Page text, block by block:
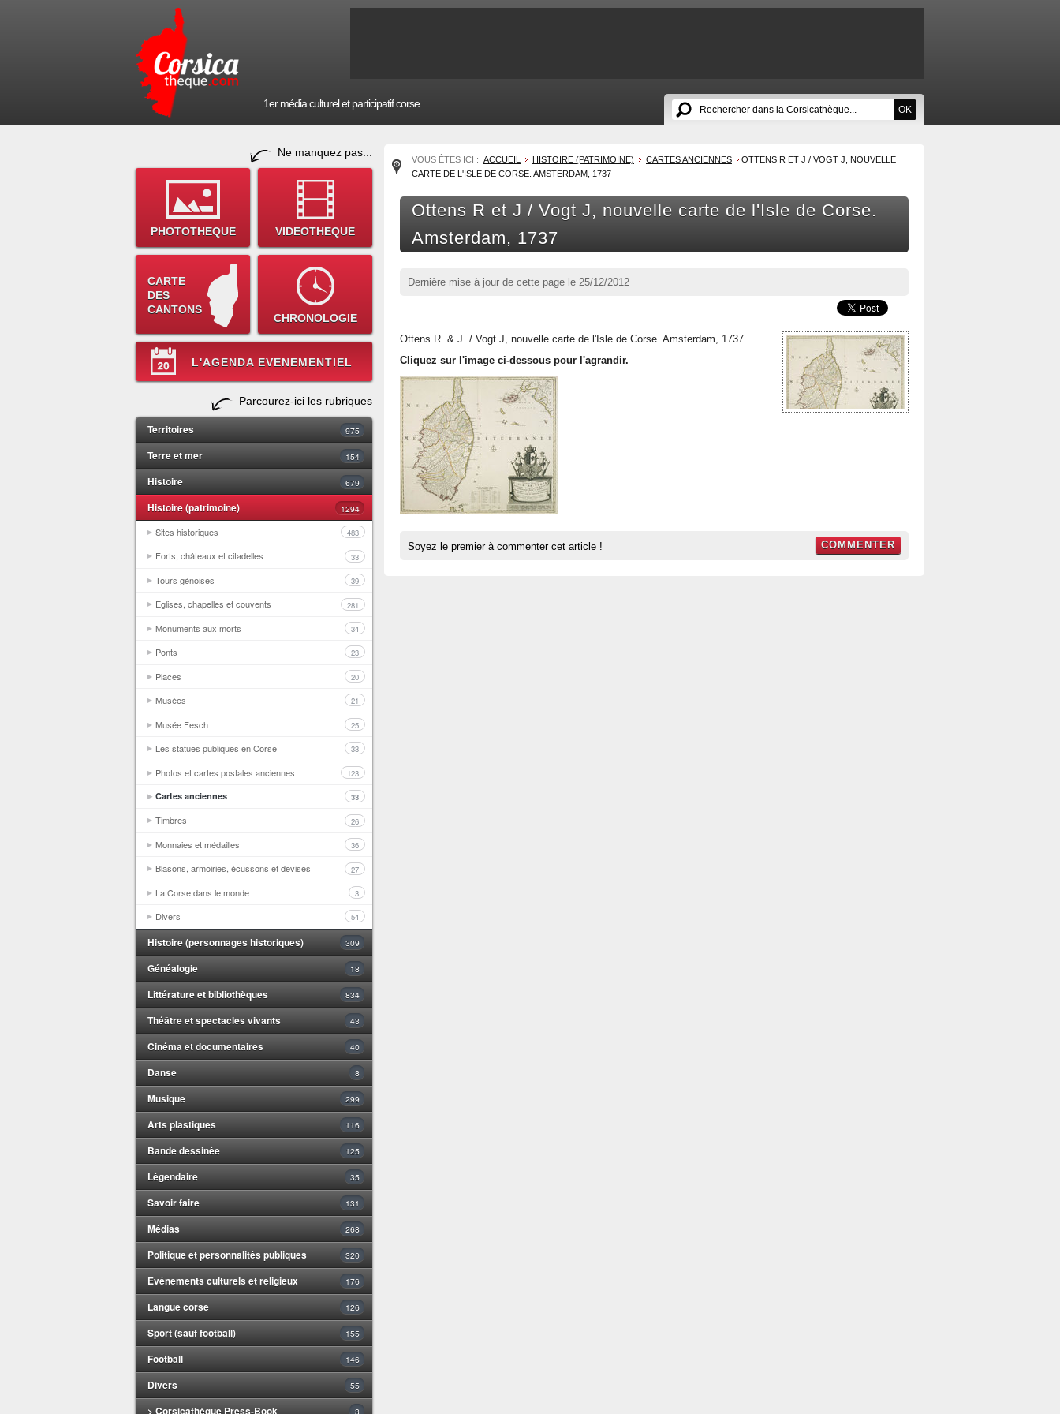
1er média culturel et participatif corse
Ne manquez pas...
PHOTOTHEQUE VIDEOTHEQUE
CARTE
DES
CANTONS
CHRONOLOGIE
L'AGENDA EVENEMENTIEL
Parcourez-ici les rubriques
Territoires 975
Terre et mer 154
Histoire 679
Histoire (patrimoine) 1294
Sites historiques 483
Forts, châteaux et citadelles 33
Tours génoises 39
Eglises, chapelles et couvents 281
Monuments aux morts 34
Ponts 23
Places 20
Musées 21
Musée Fesch 25
Les statues publiques en Corse 33
Photos et cartes postales anciennes 123
Cartes anciennes 33
Timbres 26
Monnaies et médailles 36
Blasons, armoiries, écussons et devises 27
La Corse dans le monde 3
Divers 54
Histoire (personnages historiques) 309
Généalogie 18
Littérature et bibliothèques 834
Théâtre et spectacles vivants 43
Cinéma et documentaires 40
Danse 8
Musique 299
Arts plastiques 116
Bande dessinée 125
Légendaire 35
Savoir faire 131
Médias 268
Politique et personnalités publiques 320
Evénements culturels et religieux 176
Langue corse 126
Sport (sauf football) 155
Football 146
Divers 55
> Corsicathèque Press-Book 3
VOUS ÊTES ICI : ACCUEIL HISTOIRE (PATRIMOINE) CARTES ANCIENNES
OTTENS R ET J / VOGT J, NOUVELLE
CARTE DE L'ISLE DE CORSE. AMSTERDAM, 1737
Ottens R et J / Vogt J, nouvelle carte de l'Isle de Corse.
Amsterdam, 1737
Dernière mise à jour de cette page le 25/12/2012
Ottens R. & J. / Vogt J, nouvelle carte de l'Isle de Corse. Amsterdam, 1737.
Cliquez sur l'image ci-dessous pour l'agrandir.
Soyez le premier à commenter cet article ! COMMENTER